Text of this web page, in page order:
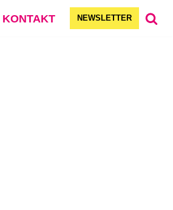
KONTAKT NEWSLETTER